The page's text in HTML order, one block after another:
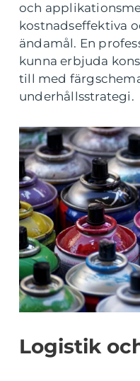
och
kostnadseffektiva
ändamål. En
kunna erbjuda
till med
underhållsstrategi.
Logistik